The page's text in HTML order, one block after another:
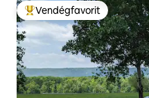
Kiemelt vendégfavorit
Vendégfavorit